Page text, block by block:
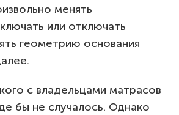
менять
или отключать
геометрию основания
с владельцами матрасов
бы не случалось. Однако